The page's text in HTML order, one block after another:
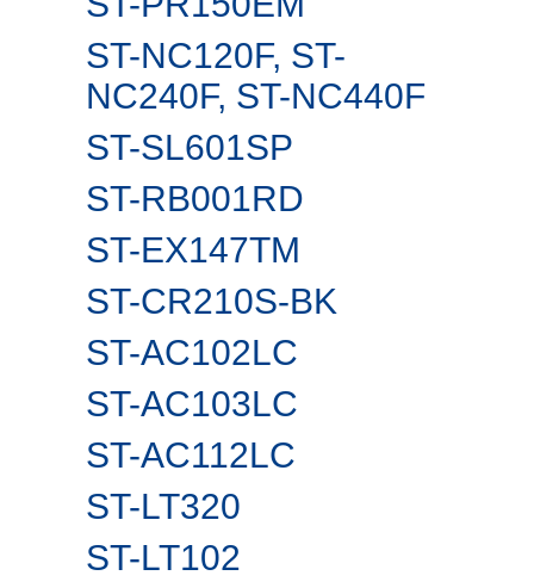
ST-NC120F, ST-
NC240F, ST-NC440F
ST-SL601SP
ST-RB001RD
ST-EX147TM
ST-CR210S-BK
ST-AC102LC
ST-AC103LC
ST-AC112LC
ST-LT320
ST-LT102